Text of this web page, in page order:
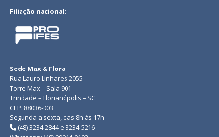
Filiação nacional:
Sede Max & Flora
Rua Lauro Linhares 2055
Torre Max – Sala 901
Trindade – Florianópolis – SC
CEP: 88036-003
Segunda a sexta, das 8h às 17h
(48) 3234-2844 e 3234-5216